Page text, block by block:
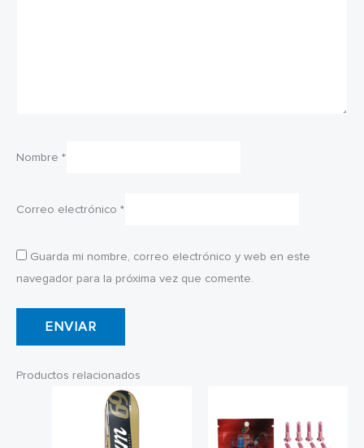
Nombre *
Correo electrónico *
Guarda mi nombre, correo electrónico y web en este
navegador para la próxima vez que comente.
Productos relacionados